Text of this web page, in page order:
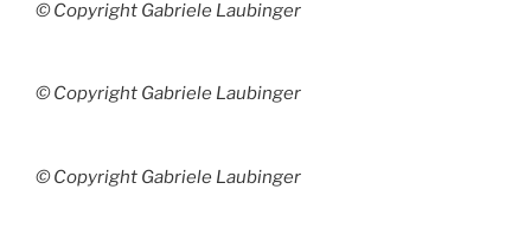
© Copyright Gabriele Laubinger
© Copyright Gabriele Laubinger
© Copyright Gabriele Laubinger